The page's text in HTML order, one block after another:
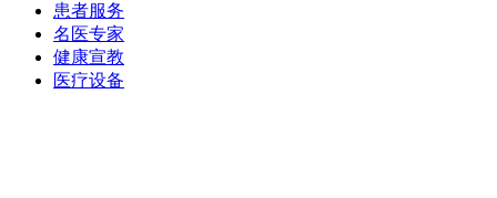
患者服务
名医专家
健康宣教
医疗设备